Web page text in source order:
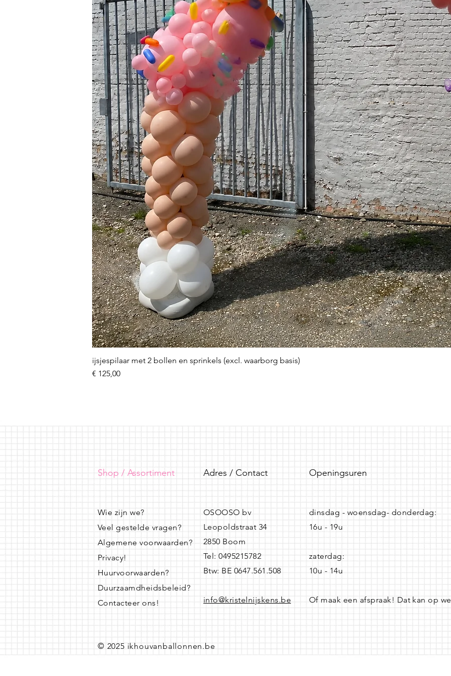
ijsjespilaar met 2 bollen en sprinkels (excl. waarborg basis)
Prijs
€ 125,00
Shop / Assortiment Adres / Contact Openingsuren
Wie zijn we?
Veel gestelde vragen?
Algemene voorwaarden?
Privacy!
Huurvoorwaarden?
Duurzaamdheidsbeleid?
Contacteer ons!
OSOOSO bv
Leopoldstraat 34
2850 Boom
Tel: 0495215782
Btw: BE 0647.561.508
info@kristelnijskens.be
dinsdag - woensdag- donderdag:
16u - 19u
zaterdag:
10u - 14u
Of maak een afspraak! Dat kan op
© 2025 ikhouvanballonnen.be